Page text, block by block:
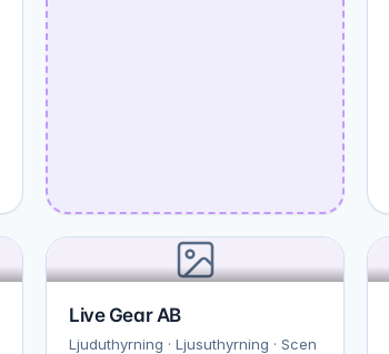
Live Gear AB
Ljuduthyrning · Ljusuthyrning · Scen